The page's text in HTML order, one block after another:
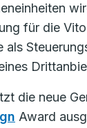
für die
als
die neue
Award